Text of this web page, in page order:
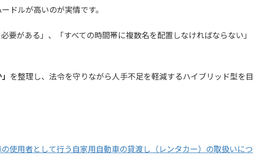
ドルが高いのが実情です。
要がある」、「すべての時間帯に複数名を配置しなければならない」
を整理し、法令を守りながら人手不足を軽減するハイブリッド型を目
使用者として行う自家用自動車の貸渡し（レンタカー）の取扱いにつ